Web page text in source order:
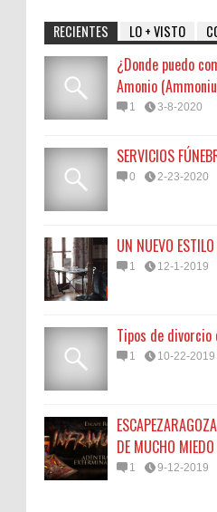
RECIENTES LO + VISTO
¿Donde puedo
Amonio
1 3-8-2020
SERVICIOS
0 2-23-2020
UN NUEVO
1 12-1-2019
Tipos de divorcio
1 10-22-2019
DE MUCHO
1 9-12-2019